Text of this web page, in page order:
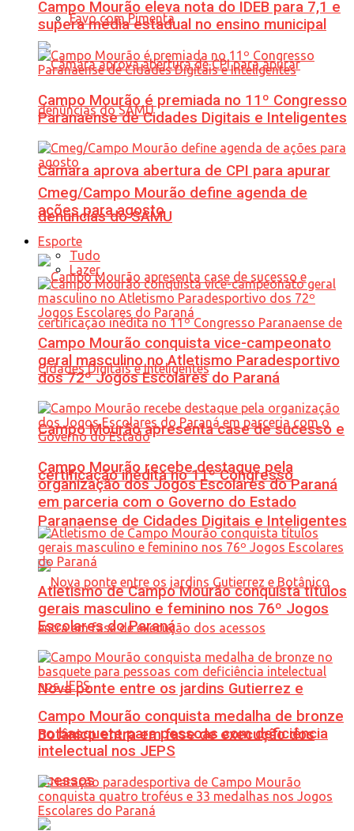
Favo com Pimenta
Câmara aprova abertura de CPI para apurar
denúncias do SAMU
Campo Mourão apresenta case de sucesso e
certificação inédita no 11º Congresso
Paranaense de Cidades Digitais e Inteligentes
Nova ponte entre os jardins Gutierrez e
Botânico entra em fase de execução dos
acessos
Campo Mourão eleva nota do IDEB para 7,1 e
supera média estadual no ensino municipal
Campo Mourão é premiada no 11º Congresso
Paranaense de Cidades Digitais e Inteligentes
Cmeg/Campo Mourão define agenda de
ações para agosto
Esporte
Tudo
Lazer
Campo Mourão conquista vice-campeonato
geral masculino no Atletismo Paradesportivo
dos 72º Jogos Escolares do Paraná
Campo Mourão recebe destaque pela
organização dos Jogos Escolares do Paraná
em parceria com o Governo do Estado
Atletismo de Campo Mourão conquista títulos
gerais masculino e feminino nos 76º Jogos
Escolares do Paraná
Campo Mourão conquista medalha de bronze
no basquete para pessoas com deficiência
intelectual nos JEPS